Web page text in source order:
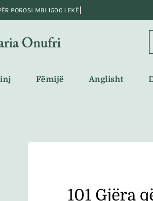
Fëmijë Anglisht
101 Gjëra